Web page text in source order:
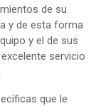
de su
y de esta forma
y el de sus
servicio
que le